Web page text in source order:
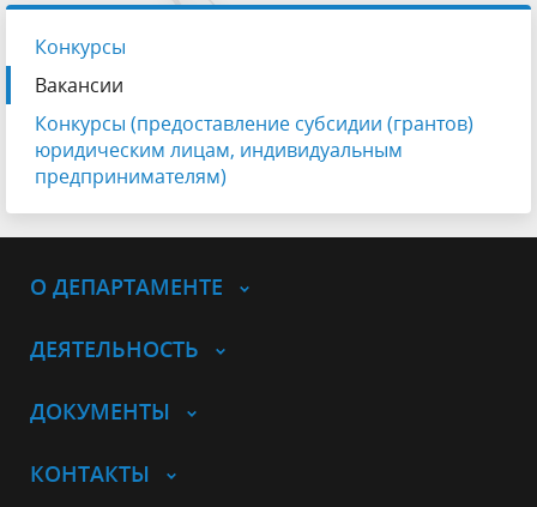
Конкурсы
Вакансии
Конкурсы (предоставление субсидии (грантов)
юридическим лицам, индивидуальным
предпринимателям)
О ДЕПАРТАМЕНТЕ
ДЕЯТЕЛЬНОСТЬ
ДОКУМЕНТЫ
КОНТАКТЫ